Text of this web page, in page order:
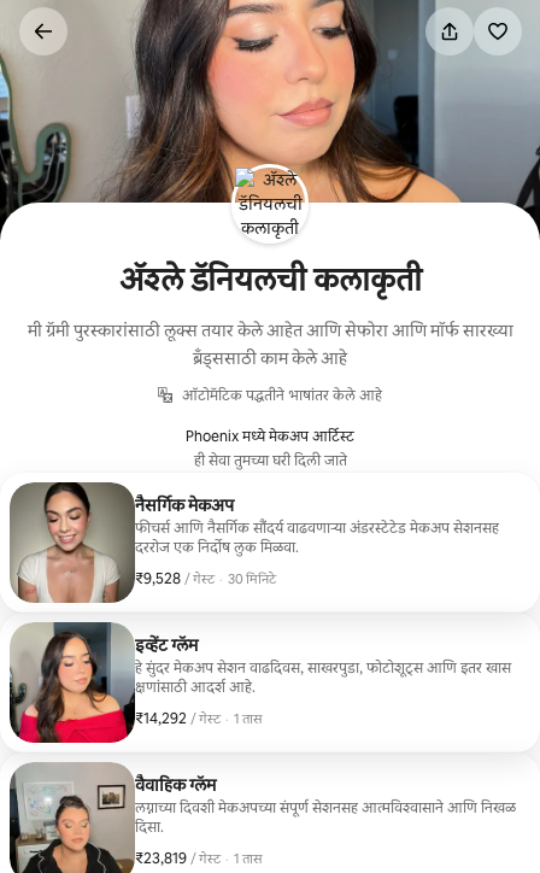
कंटेंटवर
ॲश्ले डॅनियलची कलाकृती
मी ग्रॅमी पुरस्कारांसाठी लूक्स तयार केले आहेत आणि सेफोरा आणि मॉर्फ सारख्या
ब्रँड्ससाठी काम केले आहे
ऑटोमॅटिक पद्धतीने भाषांतर केले आहे
Phoenix मध्ये मेकअप आर्टिस्ट
ही सेवा तुमच्या घरी दिली जाते
नैसर्गिक मेकअप
फीचर्स आणि नैसर्गिक सौंदर्य वाढवणाऱ्या अंडरस्टेटेड मेकअप सेशनसह
दररोज एक निर्दोष लुक मिळवा.
₹9,528 / गेस्ट
₹9,528 प्रति गेस्ट
, · 30 मिनिटे
इव्हेंट ग्लॅम
हे सुंदर मेकअप सेशन वाढदिवस, साखरपुडा, फोटोशूट्स आणि इतर खास
क्षणांसाठी आदर्श आहे.
₹14,292 / गेस्ट
₹14,292 प्रति गेस्ट
, · 1 तास
वैवाहिक ग्लॅम
लग्नाच्या दिवशी मेकअपच्या संपूर्ण सेशनसह आत्मविश्वासाने आणि निखळ
दिसा.
₹23,819 / गेस्ट
₹23,819 प्रति गेस्ट
, · 1 तास